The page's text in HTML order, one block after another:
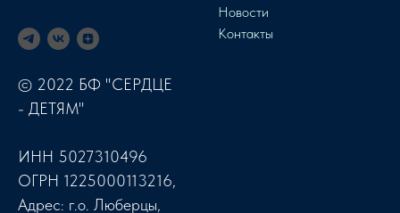
© 2022 БФ "СЕРДЦЕ
- ДЕТЯМ"
ИНН 5027310496
ОГРН 1225000113216,
Адрес: г.о. Люберцы,
Новости
Контакты